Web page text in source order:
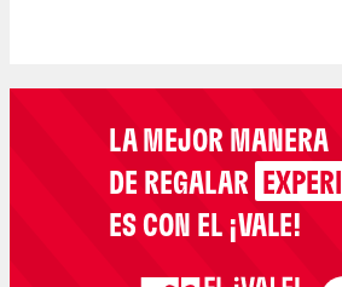
LA MEJOR MANERA
DE REGALAR
ES CON EL ¡VALE!